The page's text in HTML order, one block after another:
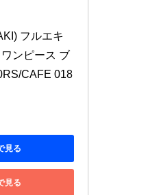
フルエキ
ンピース ブ
CAFE 018
見る
見る